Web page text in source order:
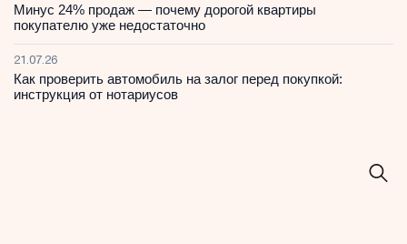
Минус 24% продаж — почему дорогой квартиры
покупателю уже недостаточно
21.07.26
Как проверить автомобиль на залог перед покупкой:
инструкция от нотариусов